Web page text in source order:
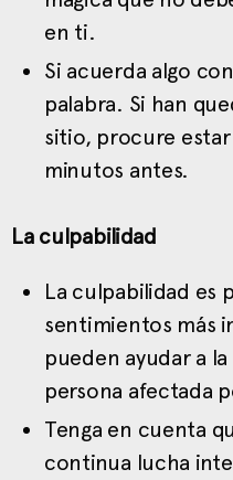
en ti.
Si acuerda algo
palabra. Si han
sitio, procure
minutos antes.
La culpabilidad
La culpabilidad es
sentimientos más
pueden ayudar a
persona afectada
Tenga en cuenta
continua lucha